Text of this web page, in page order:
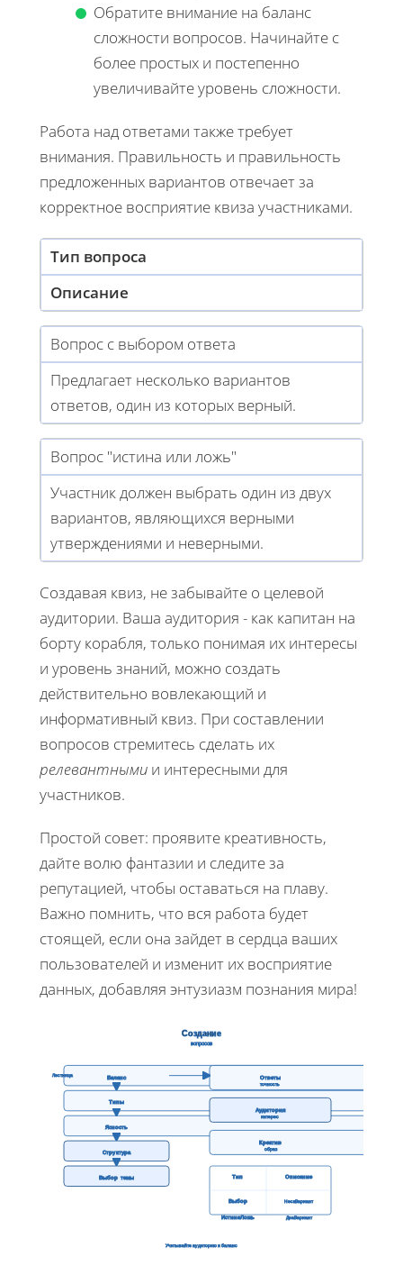
Обратите внимание на баланс
сложности вопросов. Начинайте с
более простых и постепенно
увеличивайте уровень сложности.
Работа над ответами также требует
внимания. Правильность и правильность
предложенных вариантов отвечает за
корректное восприятие квиза участниками.
Тип вопроса
Описание
Вопрос с выбором ответа
Предлагает несколько вариантов
ответов, один из которых верный.
Вопрос "истина или ложь"
Участник должен выбрать один из двух
вариантов, являющихся верными
утверждениями и неверными.
Создавая квиз, не забывайте о целевой
аудитории. Ваша аудитория - как капитан на
борту корабля, только понимая их интересы
и уровень знаний, можно создать
действительно вовлекающий и
информативный квиз. При составлении
вопросов стремитесь сделать их
релевантными и интересными для
участников.
Простой совет: проявите креативность,
дайте волю фантазии и следите за
репутацией, чтобы оставаться на плаву.
Важно помнить, что вся работа будет
стоящей, если она зайдет в сердца ваших
пользователей и изменит их восприятие
данных, добавляя энтузиазм познания мира!
Создание
вопросов
Баланс
Типы
Ясность
Структура
Выбор темы
Лестница Ответы
точность
Аудитория
интерес
Креатив
образ
Тип Описание
Выбор НескВариант
ИстинаЛожь ДваВариант
Учитывайте аудиторию и баланс